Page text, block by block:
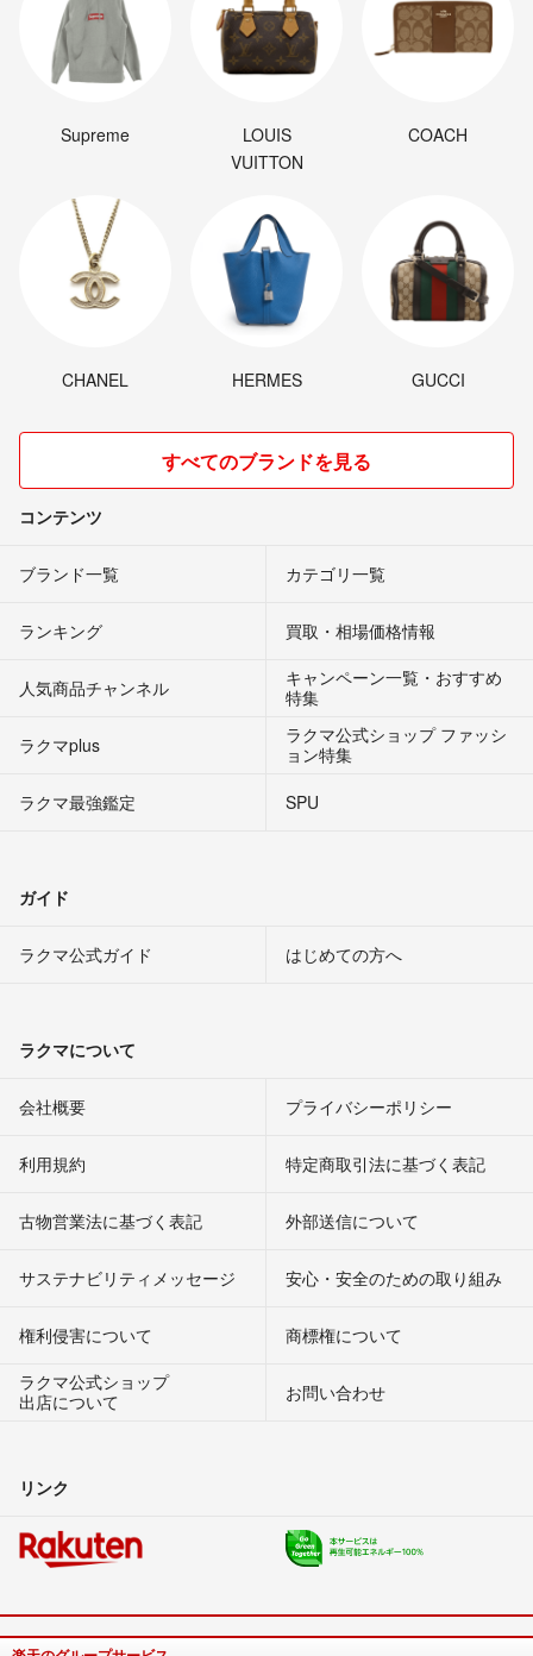
Supreme
LOUIS
VUITTON
COACH
CHANEL HERMES GUCCI
すべてのブランドを見る
コンテンツ
ブランド一覧 カテゴリ一覧
ランキング 買取・相場価格情報
人気商品チャンネル
キャンペーン一覧・おすすめ
特集
ラクマplus
ラクマ公式ショップ ファッシ
ョン特集
ラクマ最強鑑定
SPU
ガイド
ラクマ公式ガイド はじめての方へ
ラクマについて
会社概要 プライバシーポリシー
利用規約 特定商取引法に基づく表記
古物営業法に基づく表記 外部送信について
サステナビリティメッセージ 安心・安全のための取り組み
権利侵害について
商標権について
ラクマ公式ショップ
出店について
お問い合わせ
リンク